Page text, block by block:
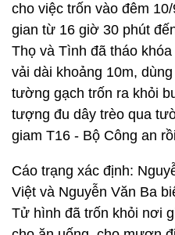
cho việc trốn vào đêm
gian từ 16 giờ 30 phút
Thọ và Tình đã tháo
vải dài khoảng 10m,
tường gạch trốn ra khỏi
tượng đu dây trèo qua
giam T16 - Bộ Công an
Cáo trạng xác định:
Việt và Nguyễn Văn Ba
Tử hình đã trốn khỏi nơi